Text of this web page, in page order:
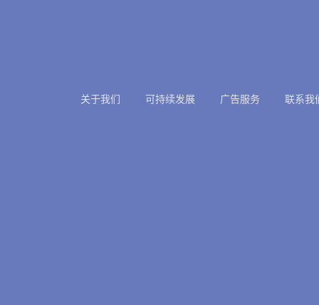
关于我们 可持续发展 广告服务 联系我